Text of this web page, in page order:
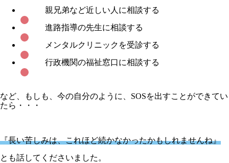
親兄弟など近しい人に相談する
進路指導の先生に相談する
メンタルクリニックを受診する
行政機関の福祉窓口に相談する
など、もしも、今の自分のように、SOSを出すことができてい
たら・・・
『長い苦しみは、これほど続かなかったかもしれませんね』
とも話してくださいました。